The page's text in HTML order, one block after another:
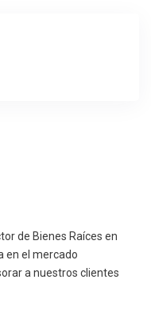
de Bienes Raíces en
en el mercado
a nuestros clientes